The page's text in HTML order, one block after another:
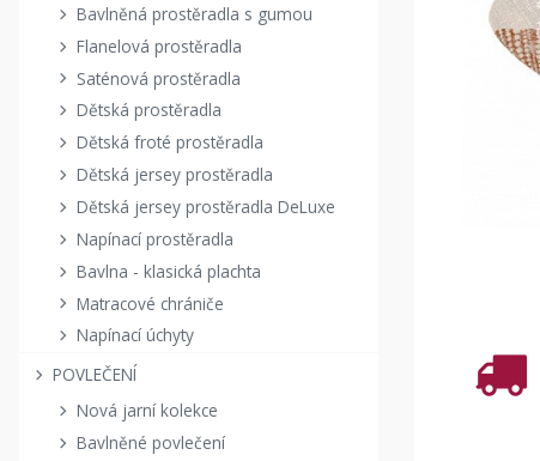
Bavlněná prostěradla s gumou
Flanelová prostěradla
Saténová prostěradla
Dětská prostěradla
Dětská froté prostěradla
Dětská jersey prostěradla
Dětská jersey prostěradla DeLuxe
Napínací prostěradla
Bavlna - klasická plachta
Matracové chrániče
Napínací úchyty
POVLEČENÍ
Nová jarní kolekce
Bavlněné povlečení